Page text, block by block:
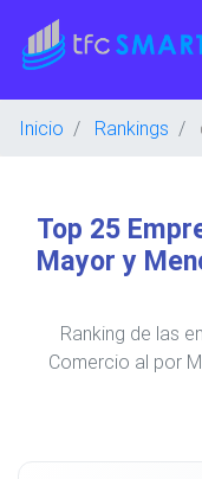
Inicio Rankings
Top 25
Mayor y
Ranking de las
Comercio al por